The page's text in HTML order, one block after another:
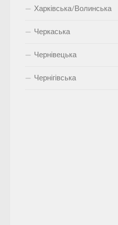
Харківська/Волинська
Черкаська
Чернівецька
Чернігівська